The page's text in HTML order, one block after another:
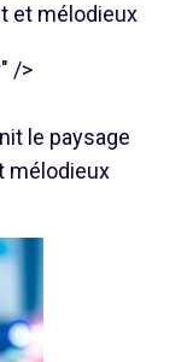
et mélodieux
/>
le paysage
mélodieux